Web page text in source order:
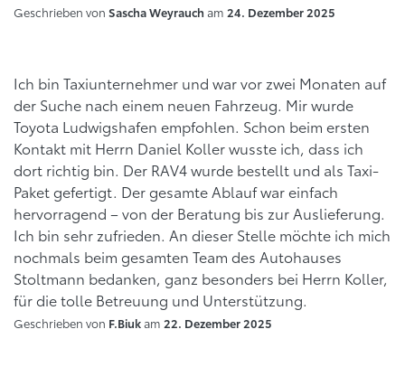
Geschrieben von Sascha Weyrauch am 24. Dezember 2025
Ich bin Taxiunternehmer und war vor zwei Monaten auf
der Suche nach einem neuen Fahrzeug. Mir wurde
Toyota Ludwigshafen empfohlen. Schon beim ersten
Kontakt mit Herrn Daniel Koller wusste ich, dass ich
dort richtig bin. Der RAV4 wurde bestellt und als Taxi-
Paket gefertigt. Der gesamte Ablauf war einfach
hervorragend – von der Beratung bis zur Auslieferung.
Ich bin sehr zufrieden. An dieser Stelle möchte ich mich
nochmals beim gesamten Team des Autohauses
Stoltmann bedanken, ganz besonders bei Herrn Koller,
für die tolle Betreuung und Unterstützung.
Geschrieben von F.Biukam 22. Dezember 2025